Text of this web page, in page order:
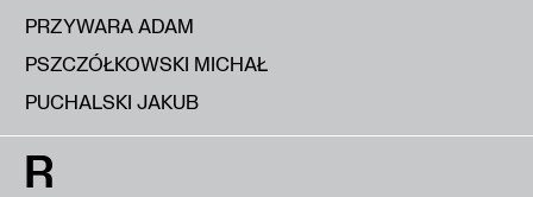
PRZYWARA ADAM
PSZCZÓŁKOWSKI MICHAŁ
PUCHALSKI JAKUB
R